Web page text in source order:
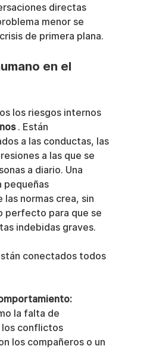
directas
menor se
de primera plana.
en el
los riesgos internos
. Están
a las conductas, las
a las que se
a diario. Una
pequeñas
las normas crea, sin
perfecto para que se
indebidas graves.
conectados todos
la falta de
los conflictos
los compañeros o un